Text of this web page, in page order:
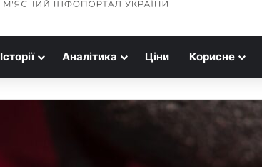
Історії Аналітика Ціни Корисне